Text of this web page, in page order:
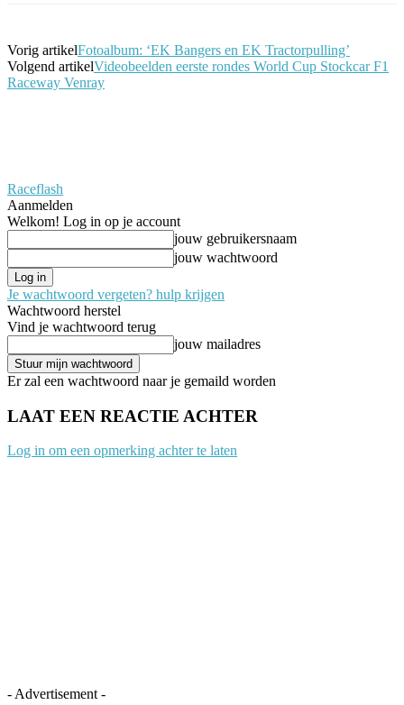
Vorig artikelFotoalbum: ‘EK Bangers en EK Tractorpulling’
Volgend artikelVideobeelden eerste rondes World Cup Stockcar F1
Raceway Venray
Raceflash
Aanmelden
Welkom! Log in op je account
jouw gebruikersnaam
jouw wachtwoord
Je wachtwoord vergeten? hulp krijgen
Wachtwoord herstel
Vind je wachtwoord terug
jouw mailadres
Er zal een wachtwoord naar je gemaild worden
LAAT EEN REACTIE ACHTER
Log in om een opmerking achter te laten
- Advertisement -